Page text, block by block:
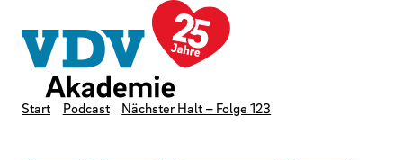
Zum Hauptinhalt der Seite springen
Zur Startseite navigieren
Start Podcast Nächster Halt – Folge 123